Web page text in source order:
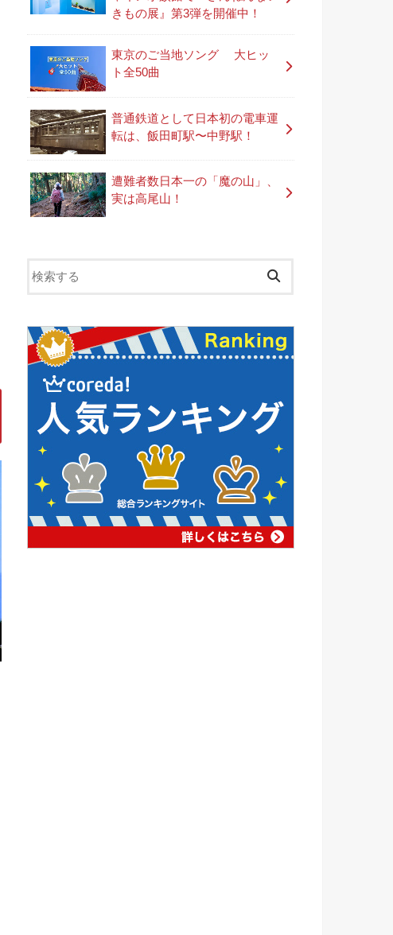
きもの展』第3弾を開催中！
東京のご当地ソング 大ヒッ
ト全50曲
普通鉄道として日本初の電車運
転は、飯田町駅〜中野駅！
遭難者数日本一の「魔の山」、
実は高尾山！